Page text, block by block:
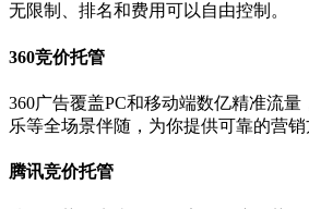
无限制、排名和费用可以自由控制。
360竞价托管
360广告覆盖PC和移动端数亿精准流
乐等全场景伴随，为你提供可靠的营销
腾讯竞价托管